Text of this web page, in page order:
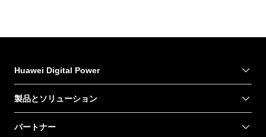
Huawei Digital Power
製品とソリューション
パートナー